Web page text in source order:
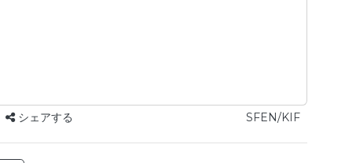
シェアする SFEN/KIF